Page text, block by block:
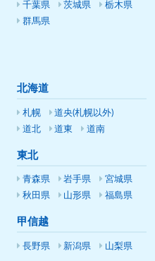
千葉県
茨城県
栃木県
群馬県
北海道
札幌
道央(札幌以外)
道北
道東 道南
東北
青森県 岩手県
宮城県
秋田県
山形県 福島県
甲信越
長野県 新潟県 山梨県